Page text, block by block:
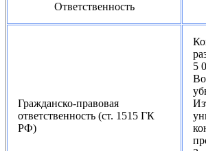
Ответственность
Гражданско-правовая
ответственность (ст. 1515 ГК
РФ)
5